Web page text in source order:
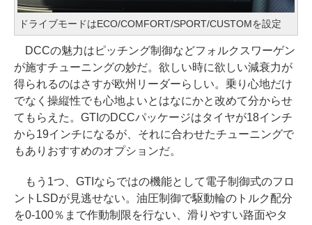
ドライブモードはECO/COMFORT/SPORT/CUSTOMを設定
DCCの魅力はピッチング制御などフォルクスワーゲン
が施すチューニングの妙だ。欲しい時に欲しい減衰力が
得られるのはさすが欧州リーダーらしい。乗り心地だけ
でなく操縦性でも心地よいとはなにかと改めて分からせ
てもらえた。GTIのDCCパッケージはタイヤが18インチ
から19インチになるが、それに合わせたチューニングで
もありおすすめのオプションだ。
もう1つ、GTIならではの機能として電子制御式のフロ
ントLSDが見逃せない。油圧制御で駆動輪のトルク配分
を0-100％まで作動制限を行ない、滑りやすい路面やタ